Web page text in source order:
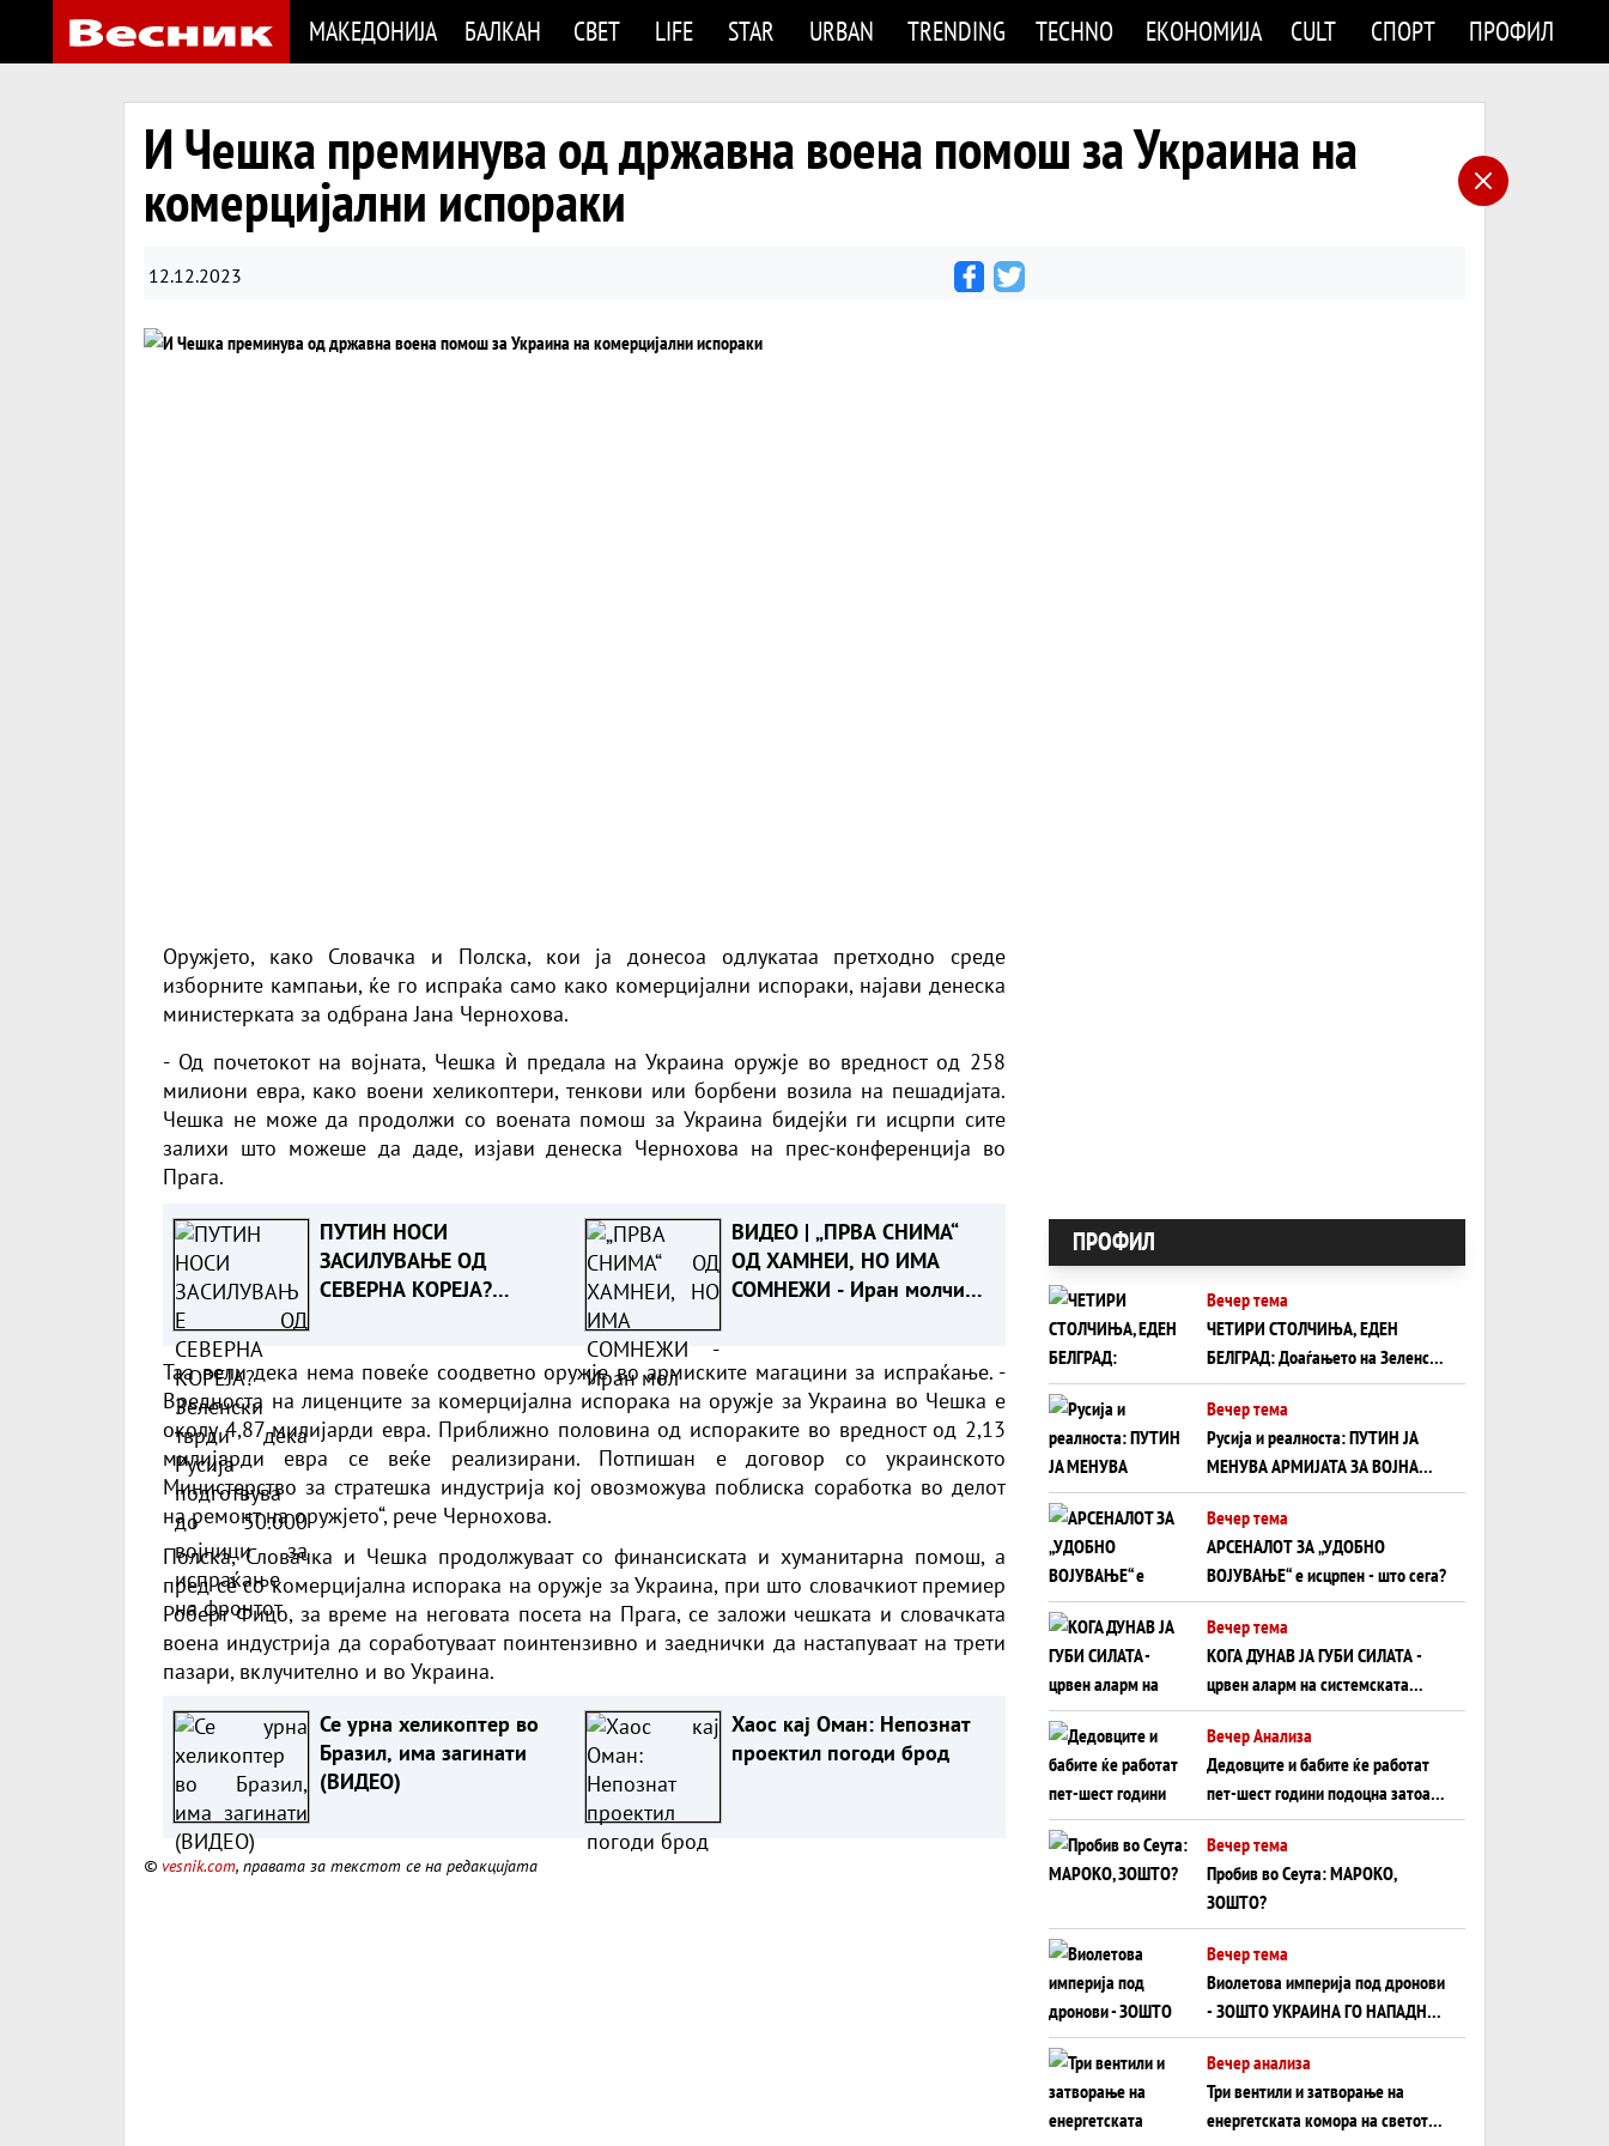
МАКЕДОНИЈА БАЛКАН СВЕТ LIFE STAR URBAN TRENDING TECHNO ЕКОНОМИЈА CULT СПОРТ ПРОФИЛ
И Чешка преминува од државна воена помош за Украина на
комерцијални испораки
12.12.2023
Оружјето, како Словачка и Полска, кои ја донесоа одлукатаа претходно среде
изборните кампањи, ќе го испраќа само како комерцијални испораки, најави денеска
министерката за одбрана Јана Чернохова.
- Од почетокот на војната, Чешка ѝ предала на Украина оружје во вредност од 258
милиони евра, како воени хеликоптери, тенкови или борбени возила на пешадијата.
Чешка не може да продолжи со воената помош за Украина бидејќи ги исцрпи сите
залихи што можеше да даде, изјави денеска Чернохова на прес-конференција во
Прага.
ПУТИН НОСИ
ЗАСИЛУВАЊЕ ОД
СЕВЕРНА КОРЕЈА?
50.000 војници за
испраќање на фронтот
ВИДЕО | „ПРВА СНИМА“
ОД ХАМНЕИ, НО ИМА
СОМНЕЖИ - Иран молчи:
Таа вели дека нема повеќе соодветно оружје во армиските магацини за испраќање. -
Вредноста на лиценците за комерцијална испорака на оружје за Украина во Чешка е
околу 4,87 милијарди евра. Приближно половина од испораките во вредност од 2,13
милијарди евра се веќе реализирани. Потпишан е договор со украинското
Министерство за стратешка индустрија кој овозможува поблиска соработка во делот
на ремонт на оружјето“, рече Чернохова.
Полска, Словачка и Чешка продолжуваат со финансиската и хуманитарна помош, а
пред сè со комерцијална испорака на оружје за Украина, при што словачкиот премиер
Роберт Фицо, за време на неговата посета на Прага, се заложи чешката и словачката
воена индустрија да соработуваат поинтензивно и заеднички да настапуваат на трети
пазари, вклучително и во Украина.
Се урна хеликоптер во
Бразил, има загинати
(ВИДЕО)
Хаос кај Оман: Непознат
проектил погоди брод
© vesnik.com, правата за текстот се на редакцијата
ПРОФИЛ
Вечер тема
ЧЕТИРИ СТОЛЧИЊА, ЕДЕН
БЕЛГРАД: Доаѓањето на Зеленски
ги открива тајните на политиката
на балансирање на Вучиќ
Вечер тема
Русија и реалноста: ПУТИН ЈА
МЕНУВА АРМИЈАТА ЗА ВОЈНА
ШТО ОСТАНУВА БЕЗ ФРОНТ
Вечер тема
АРСЕНАЛОТ ЗА „УДОБНО
ВОЈУВАЊЕ“ е исцрпен - што сега?
Вечер тема
КОГА ДУНАВ ЈА ГУБИ СИЛАТА -
црвен аларм на системската
плоча од јужна Германија до
Црното Море...
Вечер Анализа
Дедовците и бабите ќе работат
пет-шест години подоцна затоа
што НЕМААТ ВНУЦИ ДА ГИ
ЗАМЕНАТ
Вечер тема
Пробив во Сеута: МАРОКО,
ЗОШТО?
Вечер тема
Виолетова империја под дронови
- ЗОШТО УКРАИНА ГО НАПАДНА
РУСКИОТ WILDBERRIES
Вечер анализа
Три вентили и затворање на
енергетската комора на светот: